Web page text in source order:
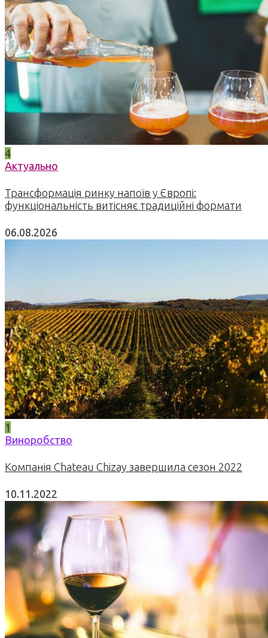
4
Актуально
Трансформація ринку напоїв у Європі:
функціональність витісняє традиційні формати
06.08.2026
1
Виноробство
Компанія Chateau Chizay завершила сезон 2022
10.11.2022